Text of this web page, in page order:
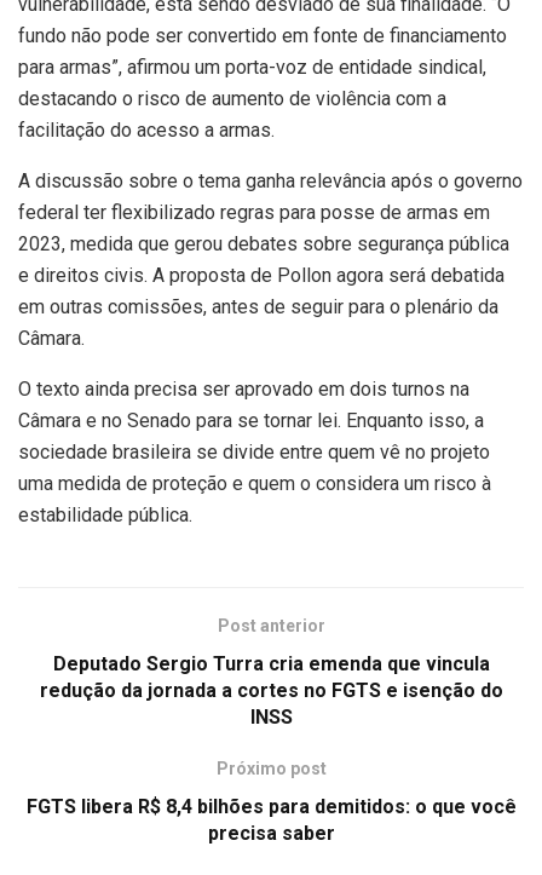
fundo não pode ser convertido em fonte de financiamento
para armas”, afirmou um porta-voz de entidade sindical,
destacando o risco de aumento de violência com a
facilitação do acesso a armas.
A discussão sobre o tema ganha relevância após o governo
federal ter flexibilizado regras para posse de armas em
2023, medida que gerou debates sobre segurança pública
e direitos civis. A proposta de Pollon agora será debatida
em outras comissões, antes de seguir para o plenário da
Câmara.
O texto ainda precisa ser aprovado em dois turnos na
Câmara e no Senado para se tornar lei. Enquanto isso, a
sociedade brasileira se divide entre quem vê no projeto
uma medida de proteção e quem o considera um risco à
estabilidade pública.
Post anterior
Deputado Sergio Turra cria emenda que vincula
redução da jornada a cortes no FGTS e isenção do
INSS
Próximo post
FGTS libera R$ 8,4 bilhões para demitidos: o que você
precisa saber